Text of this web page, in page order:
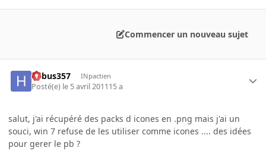
Commencer un nouveau sujet
hebus357 INpactien
Posté(e) le 5 avril 201115 a
salut, j'ai récupéré des packs d icones en .png mais j'ai un
souci, win 7 refuse de les utiliser comme icones .... des idées
pour gerer le pb ?